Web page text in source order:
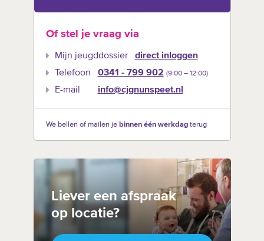
Of stel je vraag via
Mijn jeugddossier
direct inloggen
Telefoon
0341 - 799 902 (9:00 –‍ 12:00)
E-mail info@cjgnunspeet.nl
We bellen of mailen je binnen één werkdagterug
Liever een afspraak
op locatie?